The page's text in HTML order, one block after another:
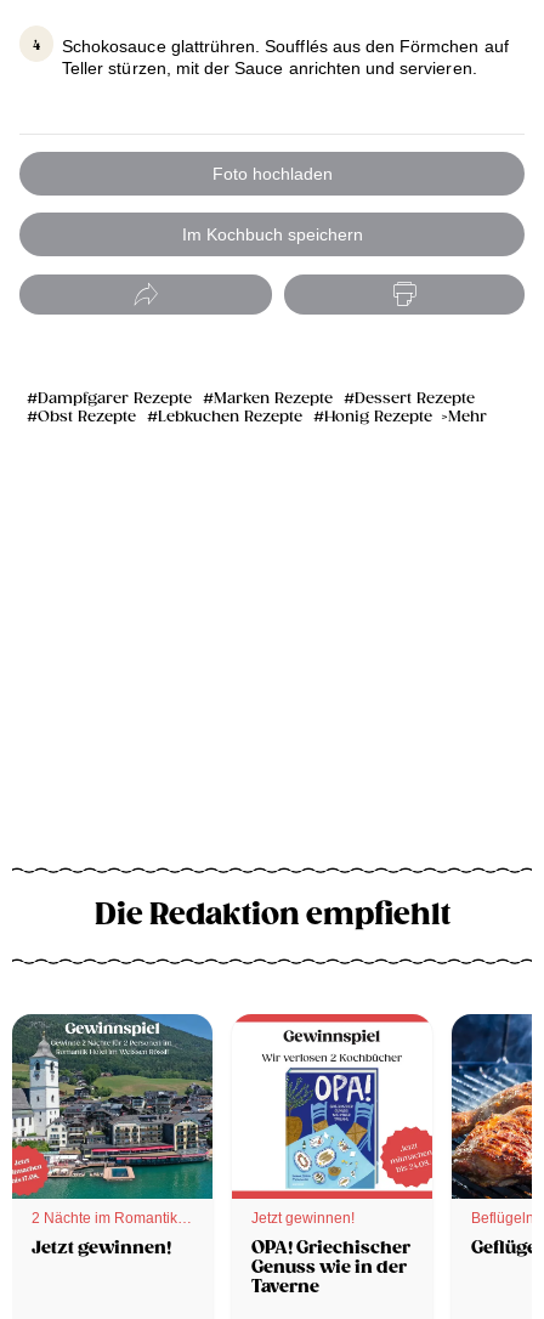
Schokosauce glattrühren. Soufflés aus den Förmchen auf
Teller stürzen, mit der Sauce anrichten und servieren.
Foto hochladen
Im Kochbuch speichern
Dampfgarer Rezepte Marken Rezepte
Dessert Rezepte
Obst Rezepte
Lebkuchen Rezepte Honig Rezepte Mehr
Die Redaktion empfiehlt
2 Nächte im Romantik
Hotel
Jetzt gewinnen!
Jetzt gewinnen!
OPA! Griechischer
Genuss wie in der
Taverne